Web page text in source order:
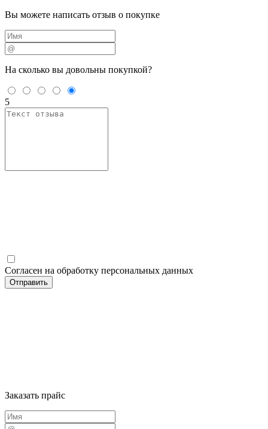
Вы можете написать отзыв о покупке
На сколько вы довольны покупкой?
5
Согласен на обработку персональных данных
Заказать прайс